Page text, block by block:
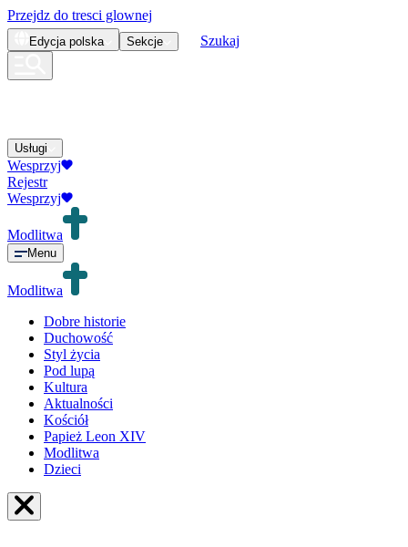
Przejdz do tresci glownej
Edycja polska Sekcje Szukaj
Usługi
Wesprzyj
Rejestr
Wesprzyj
Modlitwa
Menu
Modlitwa
Dobre historie
Duchowość
Styl życia
Pod lupą
Kultura
Aktualności
Kościół
Papież Leon XIV
Modlitwa
Dzieci